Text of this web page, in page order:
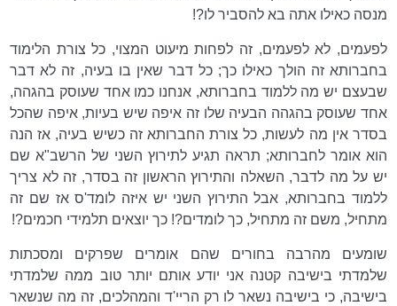
מנסה כאילו אתה בא להסביר לו?!
לפעמים, לא לפעמים, זה לפחות מיעוט המצוי, כל צורת הלימוד
בחברותא זה הולך כאילו כך; כל דבר שאין בו בעיה, זה לא דבר
שבעצם יש מה ללמוד בחברותא, אנחנו כמו אחד שעוסק בהגהה,
אחד שעוסק בהגהה הבעיה שלו זה איפה שיש בעיות, איפה שהכל
בסדר אין מה לעשות, כל צורת החברותא זה כשיש בעיה, אז הנה
הוא אומר לחברותא; תראה תגיע לתירוץ השני של הרשב"א שם
יש על מה לדבר, השאלה והתירוץ הראשון זה בסדר, זה לא צריך
ללמוד בחברותא, אבל התירוץ השני יש איזה לומד'ס אז שם זה
מתחיל, משם זה מתחיל, כך לומדים?! כך יוצאים תלמידי חכמים?!
שומעים מהרבה בחורים שהם אומרים שפרקים ומסכתות
שלמדתי בישיבה קטנה אני יודע אותם יותר טוב ממה שלמדתי
בישיבה, כי בישיבה נשאר לו רק הריי'ד והמהלכים, זה מה שנשאר